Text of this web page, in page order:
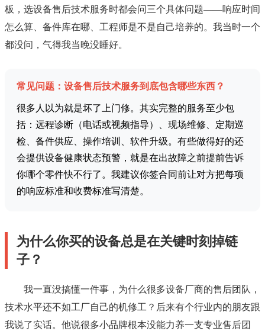
板，选设备售后技术服务时都会问三个具体问题——响应时间
怎么算、备件库在哪、工程师是不是自己培养的。我当时一个
都没问，气得我当晚没睡好。
常见问题：设备售后技术服务到底包含哪些东西？
很多人以为就是坏了上门修。其实完整的服务至少包
括：远程诊断（电话或视频指导）、现场维修、定期巡
检、备件供应、操作培训、软件升级。有些做得好的还
会提供设备健康状态预警，就是在出故障之前提前告诉
你哪个零件快不行了。我建议你签合同前让对方把每项
的响应标准和收费标准写清楚。
为什么你买的设备总是在关键时刻掉链
子？
我一直没搞懂一件事，为什么很多设备厂商的售后团队，
技术水平还不如工厂自己的机修工？后来有个行业内的朋友跟
我说了实话。他说很多小品牌根本没能力养一支专业售后团